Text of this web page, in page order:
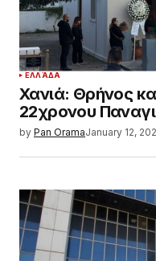
ΕΛΛΆΔΑ
Χανιά: Θρήνος
22χρονου
by Pan OramaJanuary 12,